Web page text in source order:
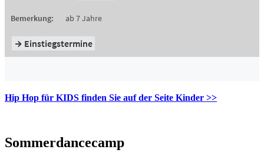
Hip Hop für KIDS finden Sie auf der Seite Kinder >>
Sommerdancecamp